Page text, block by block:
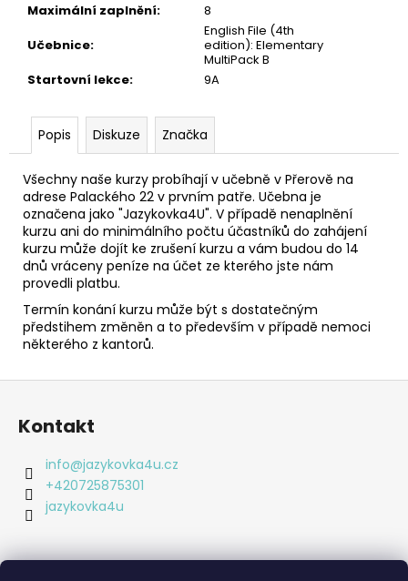
Maximální zaplnění:
8
Učebnice:
English File (4th
edition): Elementary
MultiPack B
Startovní lekce: 9A
Popis Diskuze Značka
Všechny naše kurzy probíhají v učebně v Přerově na
adrese Palackého 22 v prvním patře. Učebna je
označena jako "Jazykovka4U". V případě nenaplnění
kurzu ani do minimálního počtu účastníků do zahájení
kurzu může dojít ke zrušení kurzu a vám budou do 14
dnů vráceny peníze na účet ze kterého jste nám
provedli platbu.
Termín konání kurzu může být s dostatečným
předstihem změněn a to především v případě nemoci
některého z kantorů.
Kč
Z
Kontakt
info@jazykovka4u.cz
+420725875301
jazykovka4u